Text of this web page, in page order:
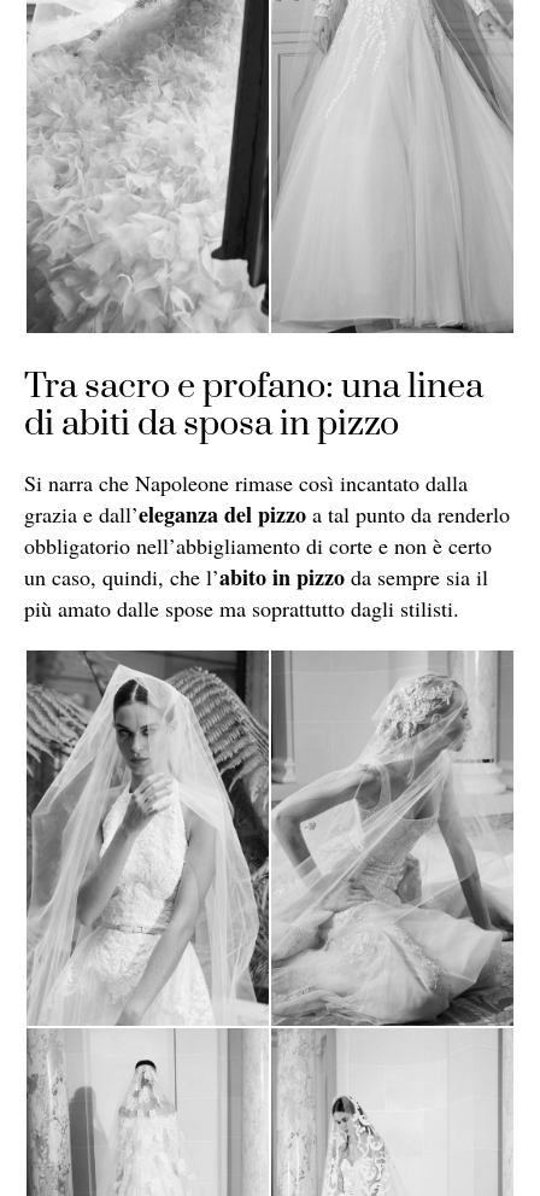
Tra sacro e profano: una linea
di abiti da sposa in pizzo
Si narra che Napoleone rimase così incantato dalla
grazia e dall’eleganza del pizzo a tal punto da renderlo
obbligatorio nell’abbigliamento di corte e non è certo
un caso, quindi, che l’abito in pizzo da sempre sia il
più amato dalle spose ma soprattutto dagli stilisti.